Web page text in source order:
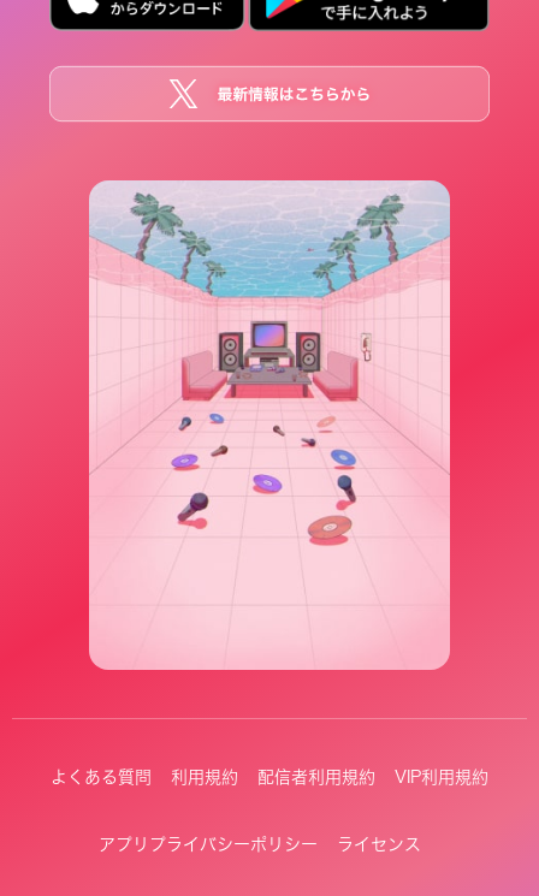
よくある質問 利用規約 配信者利用規約 VIP利用規約
アプリプライバシーポリシー ライセンス